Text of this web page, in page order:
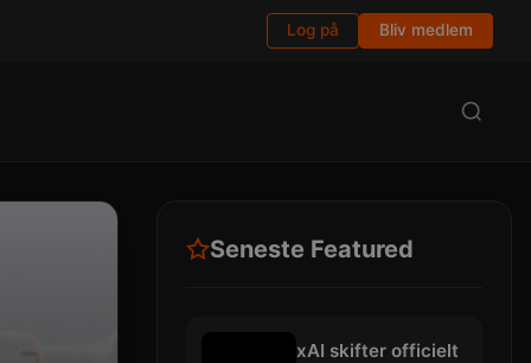
Log på Bliv medlem
Seneste Featured
xAI skifter officielt